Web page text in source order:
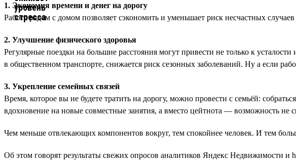
1. Экономия времени и денег на дорогу
Работа рядом с домом позволяет сэкономить и уменьшает риск несчастных
2. Улучшение физического здоровья
Регулярные поездки на большие расстояния могут привести не только к
в общественном транспорте, снижается риск сезонных заболеваний. Ну а если
3. Укрепление семейных связей
Время, которое вы не будете тратить на дорогу, можно провести с семьёй:
вдохновение на новые совместные занятия, а вместо цейтнота — возможность не
Чем меньше отвлекающих компонентов вокруг, тем спокойнее человек. И тем
Об этом говорят результаты свежих опросов аналитиков Яндекс Недвижимости